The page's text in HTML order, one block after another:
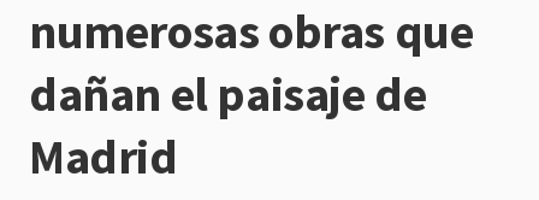
navegación
numerosas obras que
dañan el paisaje de
Madrid